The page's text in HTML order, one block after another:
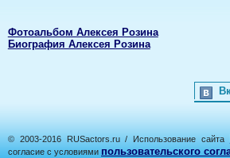
Фотоальбом Алексея Розина
Биография Алексея Розина
© 2003-2016 RUSactors.ru / Использование сайта
согласие с условиями пользовательского